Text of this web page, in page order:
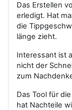
Das Erstellen
erledigt. Hat
die
länge zieht.
Interessant ist
nicht der
zum
Das Tool für
hat Nachteile